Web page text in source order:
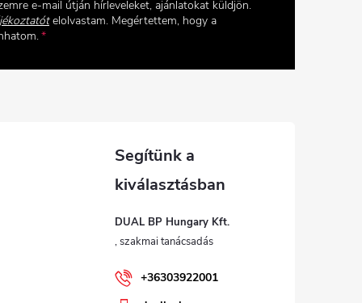
e-mail útján hírleveleket, ajánlatokat küldjön.
elolvastam. Megértettem, hogy a
DUAL BP Hungary Kft.
+36303922001